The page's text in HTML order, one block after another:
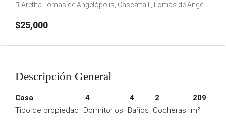
Aretha Lomas de Angelópolis, Cascatta II, Lomas de Angelópolis, Pue., México
$25,000
Descripción General
Casa
Tipo de propiedad
4
Dormitorios
4
Baños
2
Cocheras
209
m²